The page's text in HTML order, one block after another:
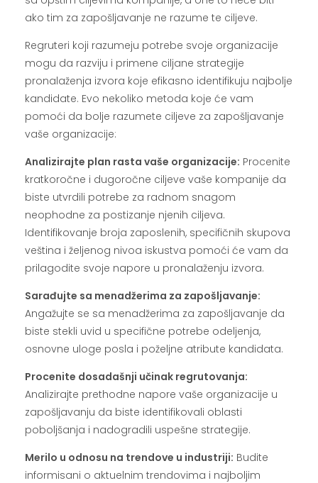
ako tim za zapošljavanje ne razume te ciljeve.
Regruteri koji razumeju potrebe svoje organizacije
mogu da razviju i primene ciljane strategije
pronalaženja izvora koje efikasno identifikuju najbolje
kandidate. Evo nekoliko metoda koje će vam
pomoći da bolje razumete ciljeve za zapošljavanje
vaše organizacije:
Analizirajte plan rasta vaše organizacije: Procenite
kratkoročne i dugoročne ciljeve vaše kompanije da
biste utvrdili potrebe za radnom snagom
neophodne za postizanje njenih ciljeva.
Identifikovanje broja zaposlenih, specifičnih skupova
veština i željenog nivoa iskustva pomoći će vam da
prilagodite svoje napore u pronalaženju izvora.
Sarađujte sa menadžerima za zapošljavanje:
Angažujte se sa menadžerima za zapošljavanje da
biste stekli uvid u specifične potrebe odeljenja,
osnovne uloge posla i poželjne atribute kandidata.
Procenite dosadašnji učinak regrutovanja:
Analizirajte prethodne napore vaše organizacije u
zapošljavanju da biste identifikovali oblasti
poboljšanja i nadogradili uspešne strategije.
Merilo u odnosu na trendove u industriji: Budite
informisani o aktuelnim trendovima i najboljim